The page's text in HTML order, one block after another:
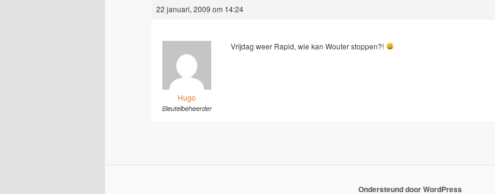
22 januari, 2009 om 14:24
Hugo
Sleutelbeheerder
Vrijdag weer Rapid, wie kan Wouter stoppen?!
Ondersteund door WordPress